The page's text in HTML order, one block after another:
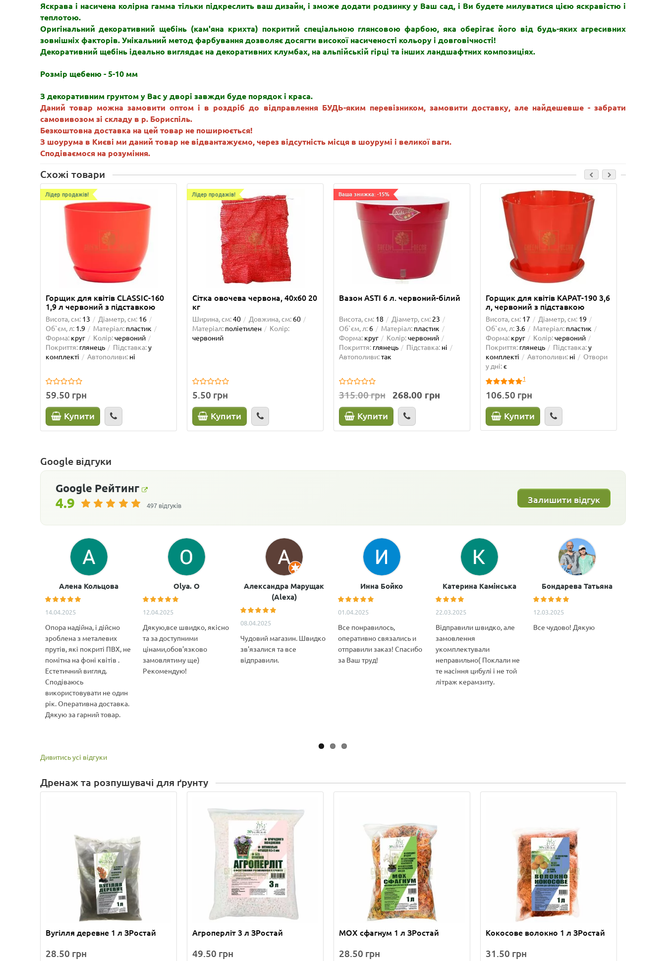
Яскрава і насичена колірна гамма тільки підкреслить ваш дизайн, і зможе додати родзинку у Ваш сад, і Ви будете милуватися цією яскравістю і
теплотою.
Оригінальний декоративний щебінь (кам'яна крихта) покритий спеціальною глянсовою фарбою, яка оберігає його від будь-яких агресивних
зовнішніх факторів. Унікальний метод фарбування дозволяє досягти високої насиченості кольору і довговічності!
Декоративний щебінь ідеально виглядає на декоративних клумбах, на альпійській гірці та інших ландшафтних композиціях.
Розмір щебеню - 5-10 мм
З декоративним грунтом у Вас у дворі завжди буде порядок і краса.
Даний товар можна замовити оптом і в роздріб до відправлення БУДЬ-яким перевізником, замовити доставку, але найдешевше - забрати
самовивозом зі складу в р. Бориспіль.
Безкоштовна доставка на цей товар не поширюється!
З шоурума в Києві ми даний товар не відвантажуємо, через відсутність місця в шоурумі і великої ваги.
Сподіваємося на розуміння.
Схожі товари
Лідер продажів!
Горщик для квітів CLASSIC-160
1,9 л червоний з підставкою
Висота, см: 13 Діаметр, см: 16
Об`єм, л: 1.9 Матеріал: пластик
Форма: круг Колір:червоний
Покриття: глянець Підставка:у
комплекті
Автополиви: ні
59.50 грн
Купити
Лідер продажів!
Сітка овочева червона, 40х60 20
кг
Ширина, см:40 Довжина, см: 60
Матеріал: поліетилен
Колір:
червоний
5.50 грн
Купити
Ваша знижка: -15%
Вазон ASTI 6 л. червоний-білий
Висота, см: 18 Діаметр, см: 23
Об`єм, л: 6 Матеріал: пластик
Форма: круг Колір:червоний
Покриття: глянець Підставка: ні
Автополиви:так
315.00 грн 268.00 грн
Купити
Горщик для квітів КАРАТ-190 3,6
л, червоний з підставкою
Висота, см: 17 Діаметр, см: 19
Об`єм, л: 3.6 Матеріал: пластик
Форма: круг Колір:червоний
Покриття: глянець Підставка:у
комплекті
Автополиви: ні
Отвори
у дні:є
1
106.50 грн
Купити
Google відгуки
Google Рейтинг
4.9 497 відгуків
Залишити відгук
Алена Кольцова
14.04.2025
Опора надійна, і дійсно
зроблена з металевих
прутів, які покриті ПВХ, не
помітна на фоні квітів .
Естетичний вигляд.
Сподіваюсь
використовувати не один
рік. Оперативна доставка.
Дякую за гарний товар.
Olya. O
12.04.2025
Дякую,все швидко, якісно
та за доступними
цінами,обов'язково
замовлятиму ще)
Рекомендую!
Александра Марущак
(Alexa)
08.04.2025
Чудовий магазин. Швидко
зв'язалися та все
відправили.
Инна Бойко
01.04.2025
Все понравилось,
оперативно связались и
отправили заказ! Спасибо
за Ваш труд!
Катерина Камінська
22.03.2025
Відправили швидко, але
замовлення
укомплектували
неправильно( Поклали не
те насіння цибулі і не той
літраж керамзиту.
Бондарева Татьяна
12.03.2025
Все чудово! Дякую
Дивитись усі відгуки
Дренаж та розпушувачі для ґрунту
Вугілля деревне 1 л ЗРостай
28.50 грн
Агроперліт 3 л ЗРостай
49.50 грн
МОХ сфагнум 1 л ЗРостай
28.50 грн
Кокосове волокно 1 л ЗРостай
31.50 грн